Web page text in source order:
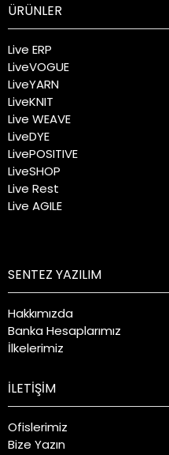
ÜRÜNLER
Live ERP
LiveVOGUE
LiveYARN
LiveKNIT
Live WEAVE
LiveDYE
LivePOSITIVE
LiveSHOP
Live Rest
Live AGILE
SENTEZ YAZILIM
Hakkımızda
Banka Hesaplarımız
İlkelerimiz
İLETİŞİM
Ofislerimiz
Bize Yazın